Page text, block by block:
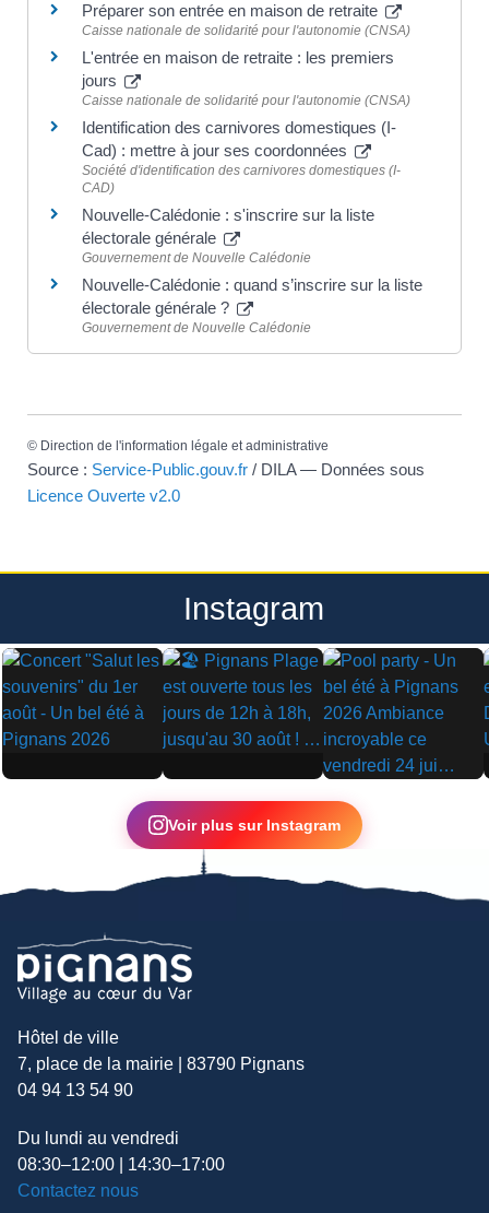
Préparer son entrée en maison de retraite
Caisse nationale de solidarité pour l'autonomie (CNSA)
L'entrée en maison de retraite : les premiers
jours
Caisse nationale de solidarité pour l'autonomie (CNSA)
Identification des carnivores domestiques (I-
Cad) : mettre à jour ses coordonnées
Société d'identification des carnivores domestiques (I-
CAD)
Nouvelle-Calédonie : s'inscrire sur la liste
électorale générale
Gouvernement de Nouvelle Calédonie
Nouvelle-Calédonie : quand s’inscrire sur la liste
électorale générale ?
Gouvernement de Nouvelle Calédonie
© Direction de l'information légale et administrative
Source : Service-Public.gouv.fr / DILA — Données sous
Licence Ouverte v2.0
Instagram
▶ ▶
▶
Voir plus sur Instagram
Hôtel de ville
7, place de la mairie | 83790 Pignans
04 94 13 54 90
Du lundi au vendredi
08:30–12:00 | 14:30–17:00
Contactez nous